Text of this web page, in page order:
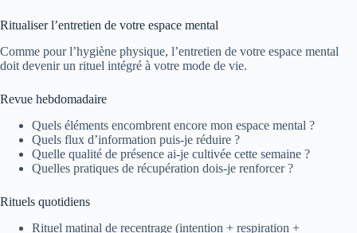
Ritualiser l’entretien de votre espace mental
Comme pour l’hygiène physique, l’entretien de votre espace mental
doit devenir un rituel intégré à votre mode de vie.
Revue hebdomadaire
Quels éléments encombrent encore mon espace mental ?
Quels flux d’information puis-je réduire ?
Quelle qualité de présence ai-je cultivée cette semaine ?
Quelles pratiques de récupération dois-je renforcer ?
Rituels quotidiens
Rituel matinal de recentrage (intention + respiration +